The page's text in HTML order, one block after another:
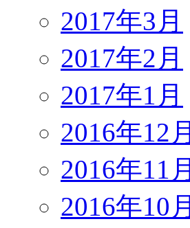
2017年3月
2017年2月
2017年1月
2016年12月
2016年11月
2016年10月